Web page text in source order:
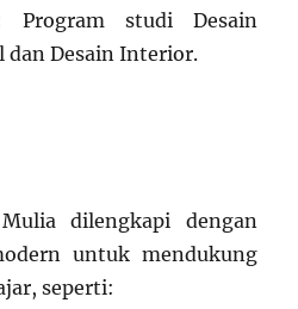
Program studi Desain
dan Desain Interior.
dilengkapi dengan
untuk mendukung
seperti: